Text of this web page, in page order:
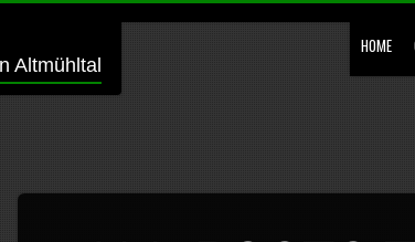
Altmühltal
HOME